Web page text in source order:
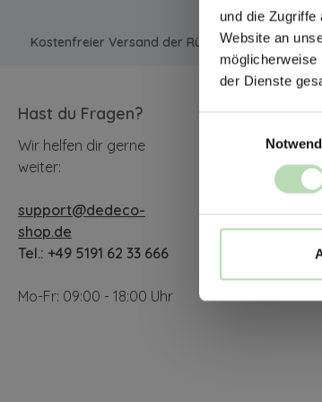
und die
Website an
der Dienste
Kostenfreier Versand der Rückwände in
Hast du Fragen?
Wir helfen dir gerne
weiter:
support@dedeco-
shop.de
Tel.: +49 5191 62 33 666
Mo-Fr: 09:00 - 18:00 Uhr
TikTok